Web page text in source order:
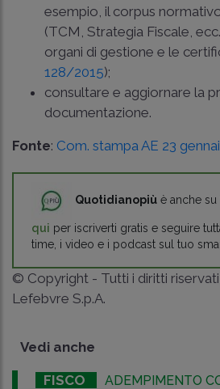
esempio, il corpus
(TCM, Strategia Fiscale,
organi di gestione e le
128/2015);
consultare e aggiornare la
documentazione.
Fonte: Com. stampa AE 23
Quotidianopiù è anche su
qui per iscriverti gratis e seguire
time, i video e i podcast sul tuo
© Copyright - Tutti i diritti riservati
Lefebvre S.p.A.
Vedi anche
FISCO ADEMPIMENTO